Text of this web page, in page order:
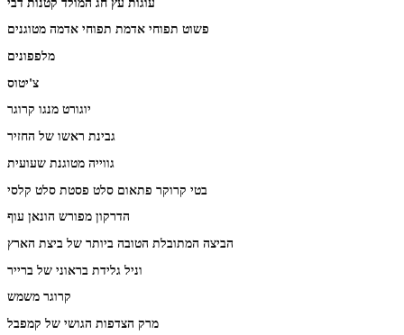
פשוט תפוחי אדמת תפוחי אדמה מטוגנים
מלפפונים
צ'יטוס
יוגורט מנגו קרוגר
גבינת ראשו של החזיר
גווייה מטוגנת שעועית
בטי קרוקר פתאום סלט פסטת סלט קלסי
הדרקון מפורש הונאן עוף
הביצה המתובלת הטובה ביותר של ביצת הארץ
וניל גלידת בראוני של ברייר
קרוגר משמש
מרק הצדפות הגושי של קמפבל